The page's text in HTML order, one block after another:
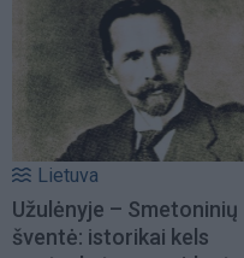
Lietuva
Užulėnyje – Smetoninių
šventė: istorikai kels